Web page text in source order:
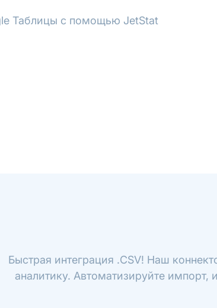
Таблицы с помощью JetStat
Быстрая интеграция .CSV! Наш
аналитику. Автоматизируйте импорт,